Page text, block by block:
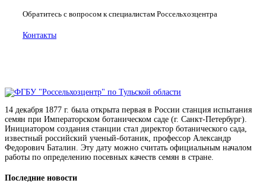
Обратитесь с вопросом к специалистам Россельхозцентра
Контакты
14 декабря 1877 г. была открыта первая в России станция испытания
семян при Императорском ботаническом саде (г. Санкт-Петербург).
Инициатором создания станции стал директор ботанического сада,
известный российский ученый-ботаник, профессор Александр
Федорович Баталин. Эту дату можно считать официальным началом
работы по определению посевных качеств семян в стране.
Последние новости